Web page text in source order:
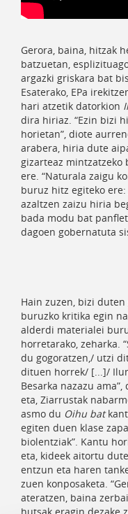
Gerora, baina, hitzak
batzuetan,
argazki griskara bat
Esaterako, EPa
hari atzetik datorkion
dira hiriaz. “Ezin bizi
horietan”, diote
arabera, hiria dute
gizarteaz mintzatzeko
ere. “Naturala zaigu
buruz hitz egiteko
azaltzen zaizu hiria
bada modu bat
dagoen gobernatuta
Hain zuzen, bizi
buruzko kritika egin
alderdi materialei
horretarako, zeharka.
du gogoratzen,/ utzi
dituen horrek/ [...]/
Besarka nazazu
eta, Ziarrustak
asmo du Oihu bat
egiten duen klase
biolentziak”. Kantu
eta, kideek aitortu
entzun eta haren
zuen konposaketa.
ateratzen, baina